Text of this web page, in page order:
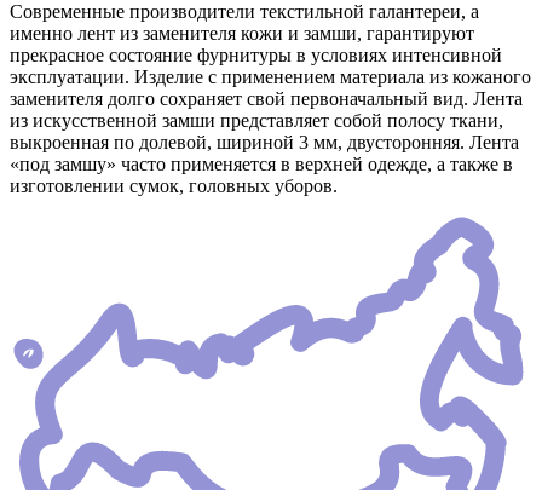
Современные производители текстильной галантереи, а
именно лент из заменителя кожи и замши, гарантируют
прекрасное состояние фурнитуры в условиях интенсивной
эксплуатации. Изделие с применением материала из кожаного
заменителя долго сохраняет свой первоначальный вид. Лента
из искусственной замши представляет собой полосу ткани,
выкроенная по долевой, шириной 3 мм, двусторонняя. Лента
«под замшу» часто применяется в верхней одежде, а также в
изготовлении сумок, головных уборов.